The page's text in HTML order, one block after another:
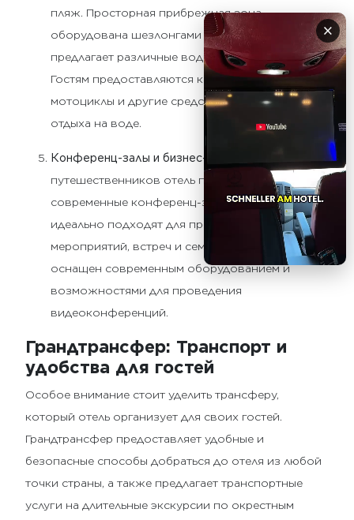
×
пляж. Просторная прибрежная зона
оборудована шезлонгами и зонтиками, а также
предлагает различные водные развлечения.
Гостям предоставляются катамараны, водные
мотоциклы и другие средства для активного
отдыха на воде.
Конференц-залы и бизнес-услуги
путешественников отель предлагает
современные конференц-залы, которые
идеально подходят для проведения различных
мероприятий, встреч и семинаров. Каждый зал
оснащен современным оборудованием и
возможностями для проведения
видеоконференций.
Грандтрансфер: Транспорт и
удобства для гостей
Особое внимание стоит уделить трансферу,
который отель организует для своих гостей.
Грандтрансфер предоставляет удобные и
безопасные способы добраться до отеля из любой
точки страны, а также предлагает транспортные
услуги на длительные экскурсии по окрестным